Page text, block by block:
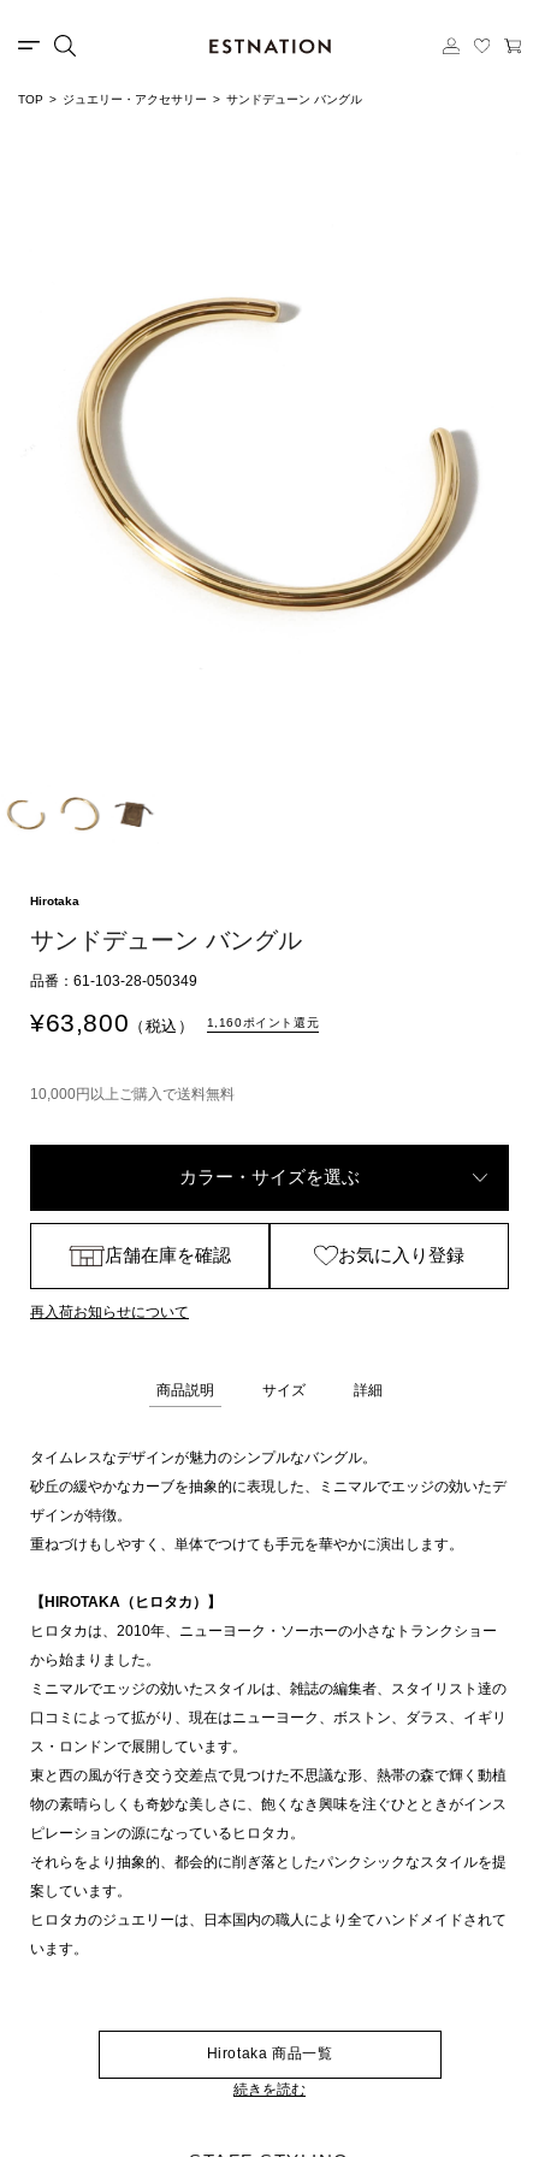
TOP ジュエリー・アクセサリー サンドデューン バングル
Hirotaka
サンドデューン バングル
品番：61-103-28-050349
¥63,800 （税込） 1,160ポイント還元
10,000円以上ご購入で送料無料
カラー・サイズを選ぶ
店舗在庫を確認 お気に入り登録
再入荷お知らせについて
商品説明 サイズ 詳細
タイムレスなデザインが魅力のシンプルなバングル。
砂丘の緩やかなカーブを抽象的に表現した、ミニマルでエッジの効いたデ
ザインが特徴。
重ねづけもしやすく、単体でつけても手元を華やかに演出します。
【HIROTAKA（ヒロタカ）】
ヒロタカは、2010年、ニューヨーク・ソーホーの小さなトランクショー
から始まりました。
ミニマルでエッジの効いたスタイルは、雑誌の編集者、スタイリスト達の
口コミによって拡がり、現在はニューヨーク、ボストン、ダラス、イギリ
ス・ロンドンで展開しています。
東と西の風が行き交う交差点で見つけた不思議な形、熱帯の森で輝く動植
物の素晴らしくも奇妙な美しさに、飽くなき興味を注ぐひとときがインス
ピレーションの源になっているヒロタカ。
それらをより抽象的、都会的に削ぎ落としたパンクシックなスタイルを提
案しています。
ヒロタカのジュエリーは、日本国内の職人により全てハンドメイドされて
います。
Hirotaka 商品一覧
続きを読む